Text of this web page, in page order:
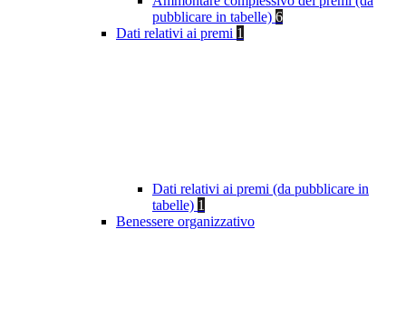
pubblicare in tabelle) 6
Dati relativi ai premi 1
Dati relativi ai premi (da pubblicare in
tabelle) 1
Benessere organizzativo